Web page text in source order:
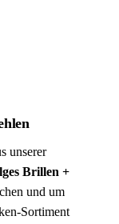
unserer
Brillen +
und um
Sortiment